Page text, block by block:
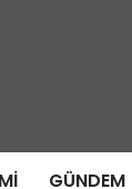
GÜNDEM